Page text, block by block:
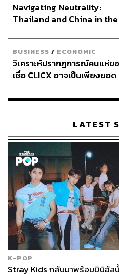
Navigating Neutrality:
Thailand and China in
BUSINESS / ECONOMIC
วิเคราะห์ปรากฏการณ์คนแห่ข
เชื่อ CLICX อาจเป็นเพียงยอด
เรือนไทยที่ถูกซุกไว้
LATEST
K-POP
Stray Kids กลับมาพร้อมมินิอัล